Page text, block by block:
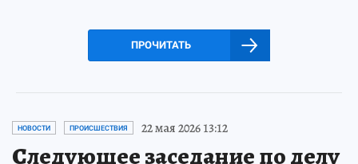
ПРОЧИТАТЬ
НОВОСТИ ПРОИСШЕСТВИЯ 22 мая 2026 13:12
Следующее заседание по делу